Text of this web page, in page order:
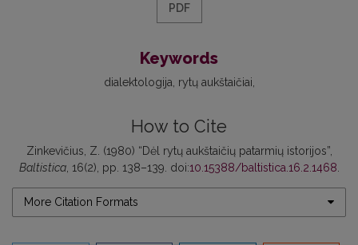
PDF
Keywords
dialektologija rytų aukštaičiai
How to Cite
Zinkevičius, Z. (1980) “Dėl rytų aukštaičių patarmių istorijos”,
Baltistica, 16(2), pp. 138–139. doi:10.15388/baltistica.16.2.1468
More Citation Formats